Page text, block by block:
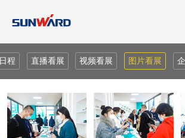
程 直播看展 视频看展 图片看展